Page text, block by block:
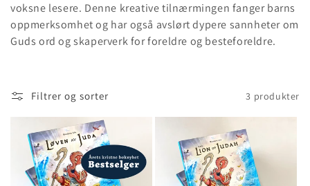
voksne lesere. Denne kreative tilnærmingen fanger barns
oppmerksomhet og har også avslørt dypere sannheter om
Guds ord og skaperverk for foreldre og besteforeldre.
Filtrer og sorter 3 produkter